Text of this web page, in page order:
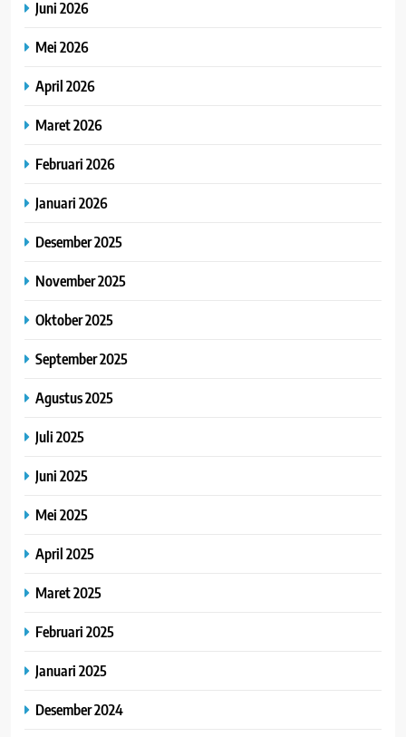
Juni 2026
Mei 2026
April 2026
Maret 2026
Februari 2026
Januari 2026
Desember 2025
November 2025
Oktober 2025
September 2025
Agustus 2025
Juli 2025
Juni 2025
Mei 2025
April 2025
Maret 2025
Februari 2025
Januari 2025
Desember 2024